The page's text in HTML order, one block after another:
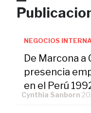
NEGOCIOS
De Marcona a
presencia
en el Perú
Cynthia Sanborn